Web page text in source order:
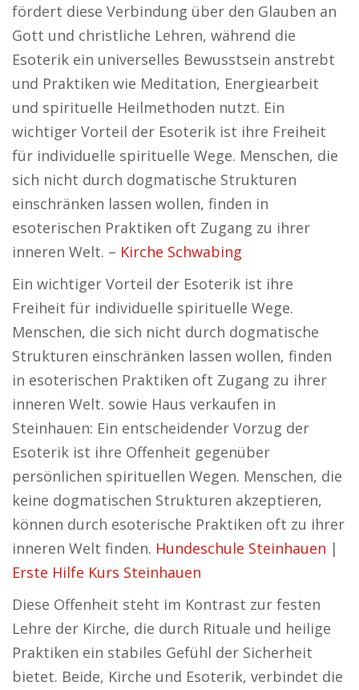
fördert diese Verbindung über den Glauben an
Gott und christliche Lehren, während die
Esoterik ein universelles Bewusstsein anstrebt
und Praktiken wie Meditation, Energiearbeit
und spirituelle Heilmethoden nutzt. Ein
wichtiger Vorteil der Esoterik ist ihre Freiheit
für individuelle spirituelle Wege. Menschen, die
sich nicht durch dogmatische Strukturen
einschränken lassen wollen, finden in
esoterischen Praktiken oft Zugang zu ihrer
inneren Welt. – Kirche Schwabing
Ein wichtiger Vorteil der Esoterik ist ihre
Freiheit für individuelle spirituelle Wege.
Menschen, die sich nicht durch dogmatische
Strukturen einschränken lassen wollen, finden
in esoterischen Praktiken oft Zugang zu ihrer
inneren Welt. sowie Haus verkaufen in
Steinhauen: Ein entscheidender Vorzug der
Esoterik ist ihre Offenheit gegenüber
persönlichen spirituellen Wegen. Menschen, die
keine dogmatischen Strukturen akzeptieren,
können durch esoterische Praktiken oft zu ihrer
inneren Welt finden. Hundeschule Steinhauen |
Erste Hilfe Kurs Steinhauen
Diese Offenheit steht im Kontrast zur festen
Lehre der Kirche, die durch Rituale und heilige
Praktiken ein stabiles Gefühl der Sicherheit
bietet. Beide, Kirche und Esoterik, verbindet die